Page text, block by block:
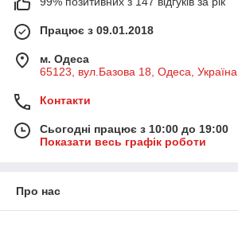
Працює з 09.01.2018
м. Одеса
65123, вул.Базова 18, Одеса, Україна
Контакти
Сьогодні працює з 10:00 до 19:00
Показати весь графік роботи
Про нас